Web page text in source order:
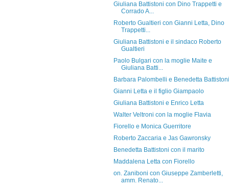
Giuliana Battistoni con Dino Trappetti e
Corrado A...
Roberto Gualtieri con Gianni Letta, Dino
Trappetti...
Giuliana Battistoni e il sindaco Roberto
Gualtieri
Paolo Bulgari con la moglie Maite e
Giuliana Batti...
Barbara Palombelli e Benedetta Battistoni
Gianni Letta e il figlio Giampaolo
Giuliana Battistoni e Enrico Letta
Walter Veltroni con la moglie Flavia
Fiorello e Monica Guerritore
Roberto Zaccaria e Jas Gawronsky
Benedetta Battistoni con il marito
Maddalena Letta con Fiorello
on. Zaniboni con Giuseppe Zamberletti,
amm. Renato...